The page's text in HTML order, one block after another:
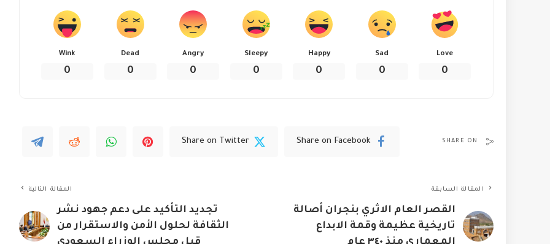
Love
0
Sad
0
Happy
0
Sleepy
0
Angry
0
Dead
0
Wink
0
SHARE ON
Share on Facebook
Share on Twitter
المقالة السابقة
القصر العام الاثري بنجران أصالة
تاريخية عظيمة وقمة الابداع
المقالة التالية
تجديد التأكيد على دعم جهود نشر
الثقافة لحلول الأمن والاستقرار من